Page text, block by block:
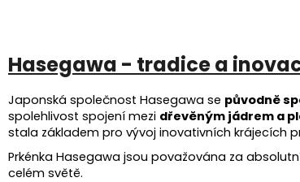
Hasegawa - tradice a
Japonská společnost Hasegawa se původně
spolehlivost spojení mezi dřevěným jádrem a
stala základem pro vývoj inovativních krájecích
Prkénka Hasegawa jsou považována za
celém světě.